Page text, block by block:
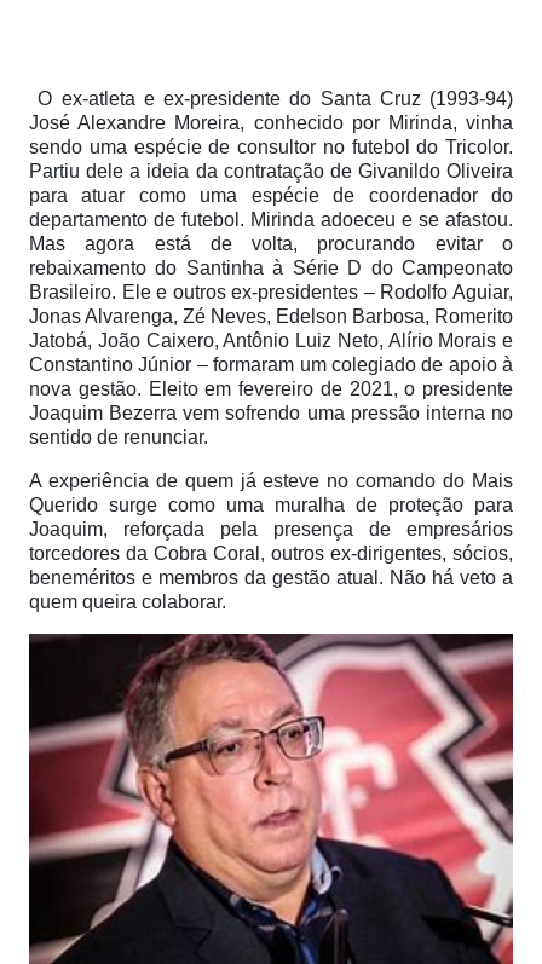
O ex-atleta e ex-presidente do Santa Cruz (1993-94)
José Alexandre Moreira, conhecido por Mirinda, vinha
sendo uma espécie de consultor no futebol do Tricolor.
Partiu dele a ideia da contratação de Givanildo Oliveira
para atuar como uma espécie de coordenador do
departamento de futebol. Mirinda adoeceu e se afastou.
Mas agora está de volta, procurando evitar o
rebaixamento do Santinha à Série D do Campeonato
Brasileiro. Ele e outros ex-presidentes – Rodolfo Aguiar,
Jonas Alvarenga, Zé Neves, Edelson Barbosa, Romerito
Jatobá, João Caixero, Antônio Luiz Neto, Alírio Morais e
Constantino Júnior – formaram um colegiado de apoio à
nova gestão. Eleito em fevereiro de 2021, o presidente
Joaquim Bezerra vem sofrendo uma pressão interna no
sentido de renunciar.
A experiência de quem já esteve no comando do Mais
Querido surge como uma muralha de proteção para
Joaquim, reforçada pela presença de empresários
torcedores da Cobra Coral, outros ex-dirigentes, sócios,
beneméritos e membros da gestão atual. Não há veto a
quem queira colaborar.